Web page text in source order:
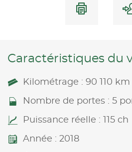
Caractéristiques du
Kilométrage : 90 110 km
Nombre de portes : 5
Puissance réelle : 115 ch
Année : 2018